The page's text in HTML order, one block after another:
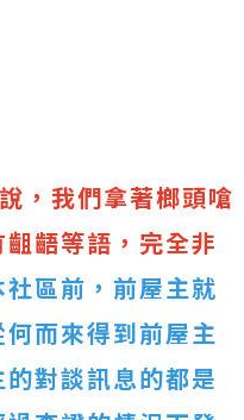
，我們拿著榔頭嗆
齟齬等語，完全非
區前，前屋主就
而來得到前屋主
對談訊息的都是